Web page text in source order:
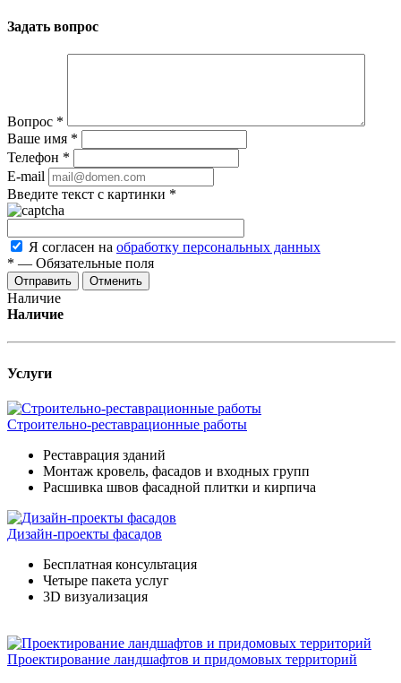
Задать вопрос
Вопрос *
Ваше имя *
Телефон *
E-mail
Введите текст с картинки *
Я согласен на обработку персональных данных
* — Обязательные поля
Отменить
Наличие
Наличие
Услуги
Строительно-реставрационные работы
Реставрация зданий
Монтаж кровель, фасадов и входных групп
Расшивка швов фасадной плитки и кирпича
Дизайн-проекты фасадов
Бесплатная консультация
Четыре пакета услуг
3D визуализация
Проектирование ландшафтов и придомовых территорий